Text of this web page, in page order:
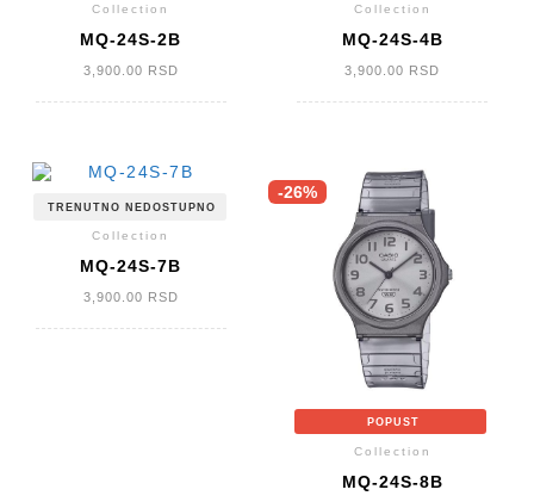
Collection
MQ-24S-2B
3,900.00 RSD
Collection
MQ-24S-4B
3,900.00 RSD
TRENUTNO NEDOSTUPNO
Collection
MQ-24S-7B
3,900.00 RSD
-26%
POPUST
Collection
MQ-24S-8B